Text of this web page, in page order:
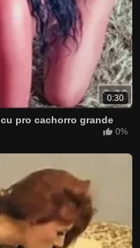
0:30
pro cachorro grande
0%